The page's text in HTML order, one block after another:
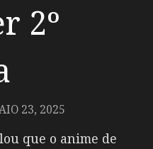
2º
23, 2025
que o anime de